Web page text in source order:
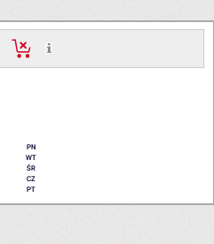
PN
WT
ŚR
CZ
PT